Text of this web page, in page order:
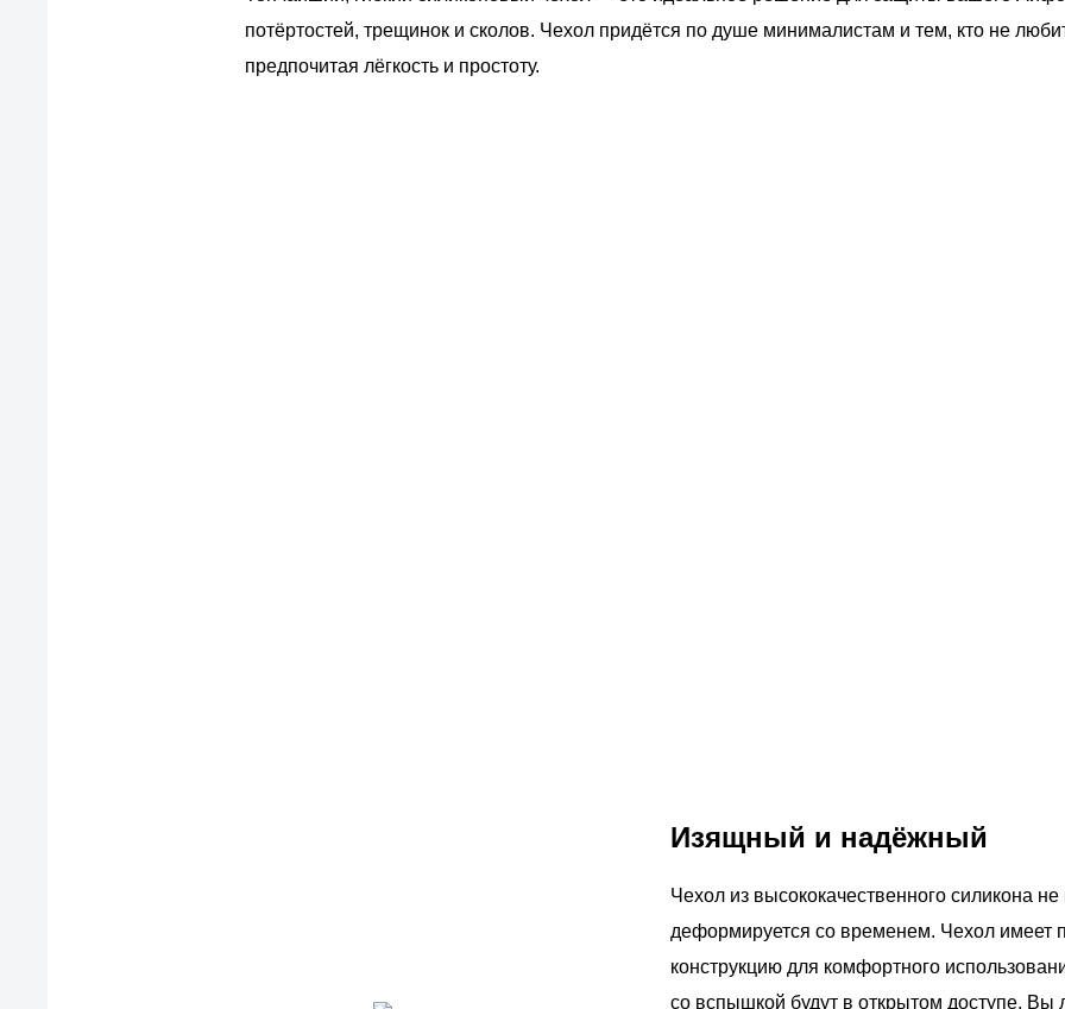
потёртостей, трещинок и сколов. Чехол придётся по душе минималистам и тем, кто не
предпочитая лёгкость и простоту.
Изящный и надёжный
Чехол из высококачественного силикона
деформируется со временем. Чехол имеет
конструкцию для комфортного
со вспышкой будут в открытом доступе. Вы